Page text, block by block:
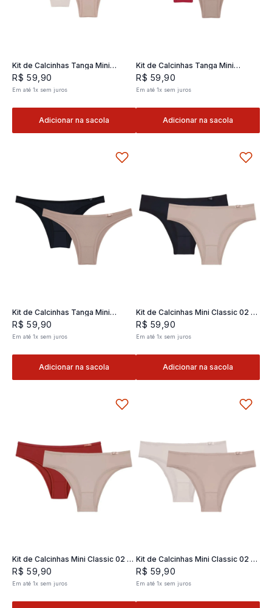
Kit de Calcinhas Tanga Mini
Classic 02- 2 und
R$ 59 90
Em até1x sem juros
Adicionar na sacola
Kit de Calcinhas Tanga Mini
Classic 02- 2 und
R$ 59 ,90
Em até 1x sem juros
Adicionar na sacola
Kit de Calcinhas Tanga Mini
Classic 02- 2 und
R$ 59 90
Em até1x sem juros
Adicionar na sacola
Kit de Calcinhas Mini Classic 02 -
2 und
R$ 59 ,90
Em até 1x sem juros
Adicionar na sacola
Kit de Calcinhas Mini Classic 02 -
2 und
R$ 59 90
Em até1x sem juros
Kit de Calcinhas Mini Classic 02 -
2 und
R$ 59 ,90
Em até 1x sem juros